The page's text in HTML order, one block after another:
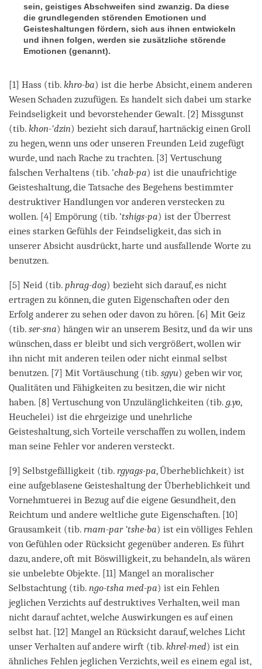
sein, geistiges Abschweifen sind zwanzig. Da diese
die grundlegenden störenden Emotionen und
Geisteshaltungen fördern, sich aus ihnen entwickeln
und ihnen folgen, werden sie zusätzliche störende
Emotionen (genannt).
[1] Hass (tib. khro-ba) ist die herbe Absicht, einem anderen
Wesen Schaden zuzufügen. Es handelt sich dabei um starke
Feindseligkeit und bevorstehender Gewalt. [2] Missgunst
(tib. khon-’dzin) bezieht sich darauf, hartnäckig einen Groll
zu hegen, wenn uns oder unseren Freunden Leid zugefügt
wurde, und nach Rache zu trachten. [3] Vertuschung
falschen Verhaltens (tib. ’chab-pa) ist die unaufrichtige
Geisteshaltung, die Tatsache des Begehens bestimmter
destruktiver Handlungen vor anderen verstecken zu
wollen. [4] Empörung (tib. ’tshigs-pa) ist der Überrest
eines starken Gefühls der Feindseligkeit, das sich in
unserer Absicht ausdrückt, harte und ausfallende Worte zu
benutzen.
[5] Neid (tib. phrag-dog) bezieht sich darauf, es nicht
ertragen zu können, die guten Eigenschaften oder den
Erfolg anderer zu sehen oder davon zu hören. [6] Mit Geiz
(tib. ser-sna) hängen wir an unserem Besitz, und da wir uns
wünschen, dass er bleibt und sich vergrößert, wollen wir
ihn nicht mit anderen teilen oder nicht einmal selbst
benutzen. [7] Mit Vortäuschung (tib. sgyu) geben wir vor,
Qualitäten und Fähigkeiten zu besitzen, die wir nicht
haben. [8] Vertuschung von Unzulänglichkeiten (tib. g.yo,
Heuchelei) ist die ehrgeizige und unehrliche
Geisteshaltung, sich Vorteile verschaffen zu wollen, indem
man seine Fehler vor anderen versteckt.
[9] Selbstgefälligkeit (tib. rgyags-pa, Überheblichkeit) ist
eine aufgeblasene Geisteshaltung der Überheblichkeit und
Vornehmtuerei in Bezug auf die eigene Gesundheit, den
Reichtum und andere weltliche gute Eigenschaften. [10]
Grausamkeit (tib. rnam-par ’tshe-ba) ist ein völliges Fehlen
von Gefühlen oder Rücksicht gegenüber anderen. Es führt
dazu, andere, oft mit Böswilligkeit, zu behandeln, als wären
sie unbelebte Objekte. [11] Mangel an moralischer
Selbstachtung (tib. ngo-tsha med-pa) ist ein Fehlen
jeglichen Verzichts auf destruktives Verhalten, weil man
nicht darauf achtet, welche Auswirkungen es auf einen
selbst hat. [12] Mangel an Rücksicht darauf, welches Licht
unser Verhalten auf andere wirft (tib. khrel-med) ist ein
ähnliches Fehlen jeglichen Verzichts, weil es einem egal ist,